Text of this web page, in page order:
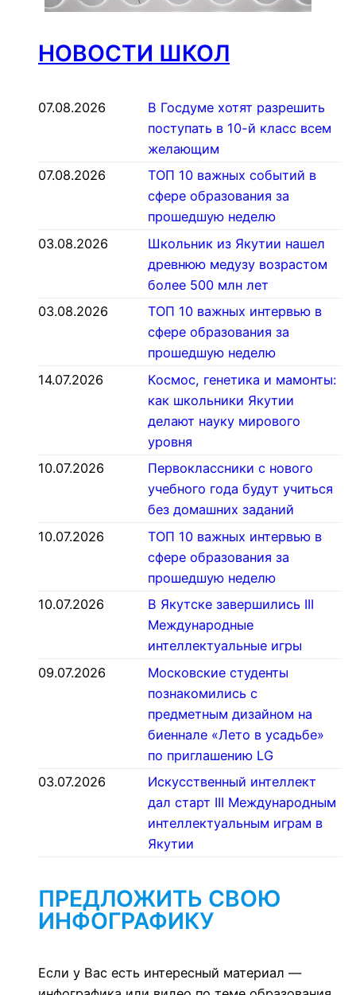
НОВОСТИ ШКОЛ
07.08.2026
В Госдуме хотят разрешить
поступать в 10-й класс всем
желающим
07.08.2026
ТОП 10 важных событий в
сфере образования за
прошедшую неделю
03.08.2026
Школьник из Якутии нашел
древнюю медузу возрастом
более 500 млн лет
03.08.2026
ТОП 10 важных интервью в
сфере образования за
прошедшую неделю
14.07.2026
Космос, генетика и мамонты:
как школьники Якутии
делают науку мирового
уровня
10.07.2026
Первоклассники с нового
учебного года будут учиться
без домашних заданий
10.07.2026
ТОП 10 важных интервью в
сфере образования за
прошедшую неделю
10.07.2026
В Якутске завершились III
Международные
интеллектуальные игры
09.07.2026
Московские студенты
познакомились с
предметным дизайном на
биеннале «Лето в усадьбе»
по приглашению LG
03.07.2026
Искусственный интеллект
дал старт III Международным
интеллектуальным играм в
Якутии
ПРЕДЛОЖИТЬ СВОЮ
ИНФОГРАФИКУ
Если у Вас есть интересный материал —